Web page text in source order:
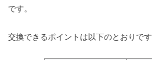
です。
交換できるポイントは以下のとおりです